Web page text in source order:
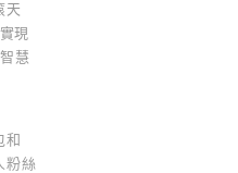
天
現
慧
和
粉絲